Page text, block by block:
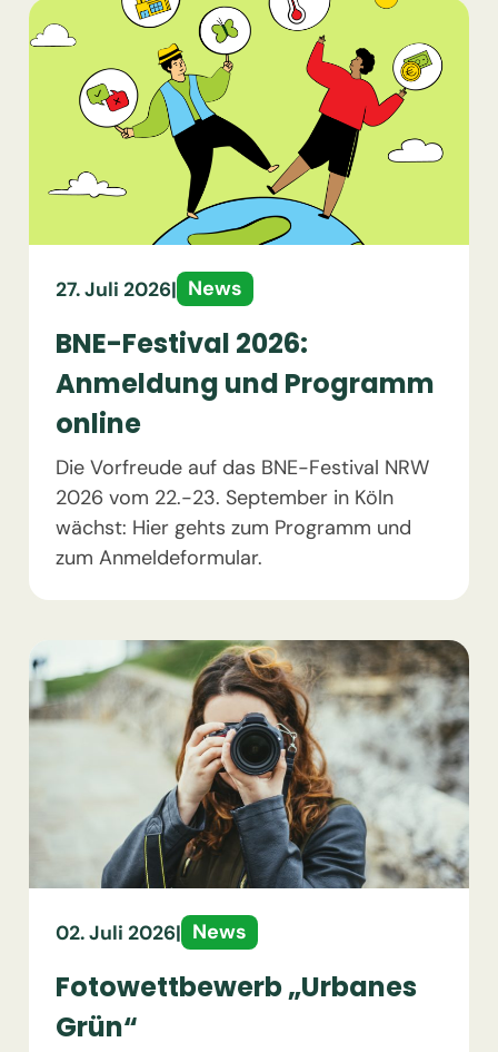
27. Juli 2026| News
BNE-Festival 2026:
Anmeldung und Programm
online
Die Vorfreude auf das BNE-Festival NRW
2026 vom 22.-23. September in Köln
wächst: Hier gehts zum Programm und
zum Anmeldeformular.
02. Juli 2026| News
Fotowettbewerb „Urbanes
Grün“